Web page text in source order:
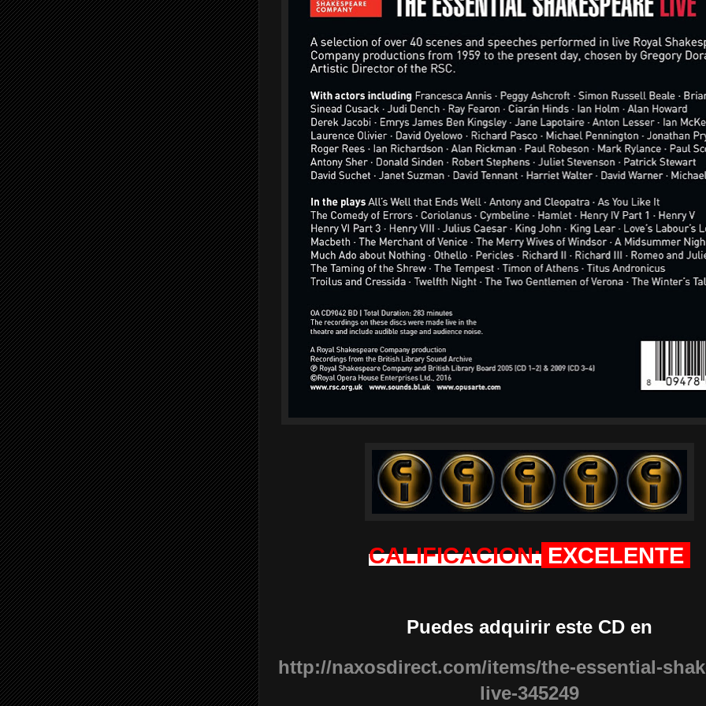
CALIFICACION: EXCELENTE
Puedes adquirir este CD en
http://naxosdirect.com/items/the-essential-
live-345249